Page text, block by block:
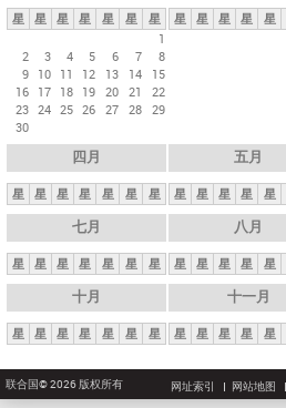
星 星 星 星 星 星
星
1
2
3 4 5 6 7
8
9 10 11 12 13 14
15
16 17 18 19 20 21
22
23 24 25 26 27 28 29
30
星 星 星 星 星
四月
星 星 星 星 星 星 星
五月
星 星 星 星 星
七月
星 星 星 星 星 星 星
八月
星 星 星 星 星
十月
星 星 星 星 星 星 星
十一月
星 星 星 星 星
联合国© 2026 版权所有 网址索引 网站地图